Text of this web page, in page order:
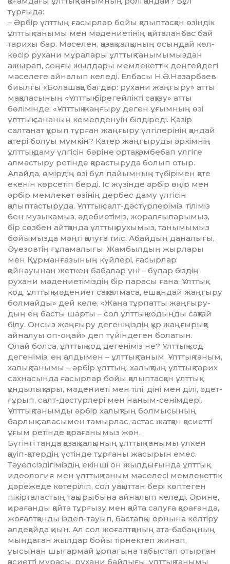
тұрғыда:
– Әрбір ұлттың ғасырлар бойы қалыптасқан өзіндік
ұлттық танымы мен мәдениетінің қайталанбас бай
тарихы бар. Мәселен, қазақ халқының осындай көл-
көсір рухани мұралары ұлттық танымымыздан
ажырап, соңғы жылдары мемлекеттік деңгейдегі
мәселеге айналып келеді. Елбасы Н.Ә.Назарбаев
биыл­ғы «Болашаққа бағдар: рухани жаңғыру» атты
мақаласының «Ұлттық бірегейлікті сақтау» атты
бөлімінде: «Ұлттық жаңғыру деген ұғымның өзі
ұлттық сананың кемелденуін білдіреді. Қазір
салтанат құрып тұрған жаңғыру үлгілерінің қандай
қатері болуы мүмкін? Қатер жаң­ғыруды әркімнің
ұлттық даму үлгісін бәріне ортақ, әмбебап үлгіге
алмастыру ретінде қарастыруда болып отыр.
Алайда, өмірдің өзі бұл пайымның түбірімен қате
екенін көрсетіп берді. Іс жүзінде әрбір өңір мен
әрбір мемлекет өзінің дербес даму үлгісін
қалыптастыруда. Ұлттық салт-дәстүрлеріміз, тіліміз
бен музыкамыз, әдебиетіміз, жоралғылары­мыз,
бір сөзбен айтқанда ұлттық рухымыз, танымымыз
бойымызда мәңгі қалуға тиіс. Абайдың даналығы,
Әуезов­тің ғұламалығы, Жамбылдың жырлары
мен Құрманғазының күйлері, ғасырлар
қойнауынан жеткен бабалар үні – бұлар біздің
рухани мәдениетіміздің бір парасы ғана. Ұлттық
код, ұлттық мәдениет сақталмаса, ешқандай жаңғыру
болмайды» дей келе, «Жаңа тұрпатты жаңғыру­
дың ең басты шарты – сол ұлттық ко­дыңды сақтай
білу. Онсыз жаңғыру дегеніңіздің құр жаңғырыққа
айналуы оп-оңай» деп түйіндеген болатын.
Олай болса, ұлттық код дегеніміз не? Ұлттық код
дегеніміз, ең алдымен – ұлт­тық таным. Ұлттық таным,
халық танымы – әрбір ұлттың, халықтың ұлттық тарих
сахнасында ғасырлар бойы қалыптасқан ұлттық
құндылықтары, мәдениеті мен тілі, діні мен ділі, әдет-
ғұрып, салт-дәстүрлері мен наным-сенімдері.
Ұлттық танымды әрбір халық­тың болмысының
барлық саласымен тамырлас, астас жатқан қасиетті
ұғым ретінде қарағанымыз жөн.
Бүгінгі таңда қазақ халқының ұлттық танымы үлкен
қауіп-қатердің үстінде тұрғаны жасырын емес.
Тәуелсіздігіміздің екінші он жылдығында ұлттық
идеология мен ұлттық таным мәселесі мемлекет­тік
дәрежеде көтеріліп, сол уақыттан бері көптеген
пікірталастың тақырыбына айналып келеді. Әрине,
қирағанды қайта тұрғызу мен қайта салуға қарағанда,
жоғалтқанды іздеп-тауып, бастапқы орнына келтіру
әлдеқайда қиын. Ал сол жоғалтқаның ата-бабаңның
мыңдаған жылдар бойы тірнектеп жинап,
уысынан шығармай ұрпағына табыстап отырған
қасиетті мұрасы, рухани байлығы, ұлттық танымы